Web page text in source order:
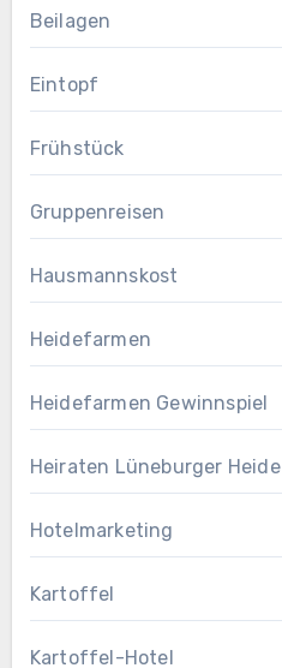
Beilagen
Eintopf
Frühstück
Gruppenreisen
Hausmannskost
Heidefarmen
Heidefarmen Gewinnspiel
Heiraten Lüneburger Heide
Hotelmarketing
Kartoffel
Kartoffel-Hotel